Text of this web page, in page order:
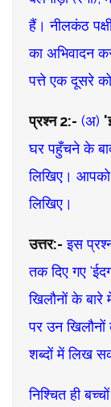
हैं। नीलकंठ
का अभिवादन
पत्ते एक दूसरे
प्रश्न 2:- (अ)
घर पहुँचने के
लिखिए।
लिखिए।
उत्तर:- इस
तक दिए गए
खिलौनों के
पर उन
शब्दों में लिख
निश्चित ही